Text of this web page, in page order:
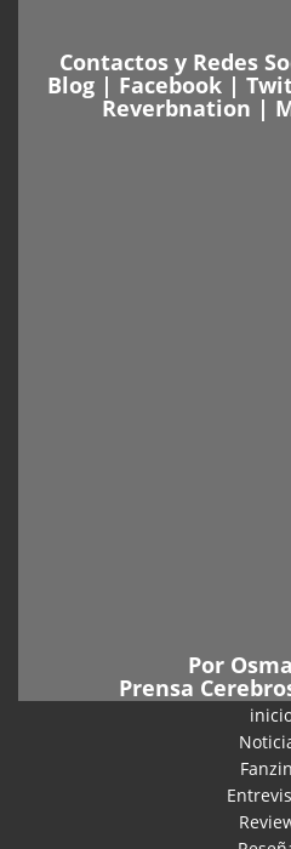
Contactos y Redes
Blog | Facebook |
Reverbnation |
Por
Prensa